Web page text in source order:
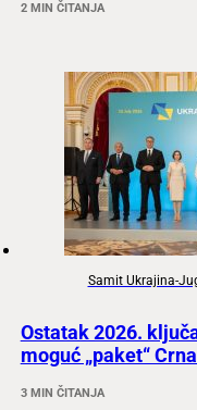
2 MIN ČITANJA
Samit Ukrajina-
Ostatak 2026.
moguć „paket“
3 MIN ČITANJA